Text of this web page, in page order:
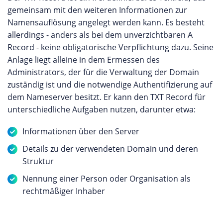
gemeinsam mit den weiteren Informationen zur
Namensauflösung angelegt werden kann. Es besteht
allerdings - anders als bei dem unverzichtbaren A
Record - keine obligatorische Verpflichtung dazu. Seine
Anlage liegt alleine in dem Ermessen des
Administrators, der für die Verwaltung der Domain
zuständig ist und die notwendige Authentifizierung auf
dem Nameserver besitzt. Er kann den TXT Record für
unterschiedliche Aufgaben nutzen, darunter etwa:
Informationen über den Server
Details zu der verwendeten Domain und deren
Struktur
Nennung einer Person oder Organisation als
rechtmäßiger Inhaber